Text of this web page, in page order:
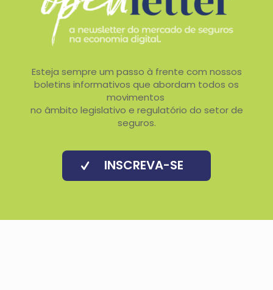
Esteja sempre um passo à frente com nossos
boletins informativos que abordam todos os
movimentos
no âmbito legislativo e regulatório do setor de
seguros.
INSCREVA-SE